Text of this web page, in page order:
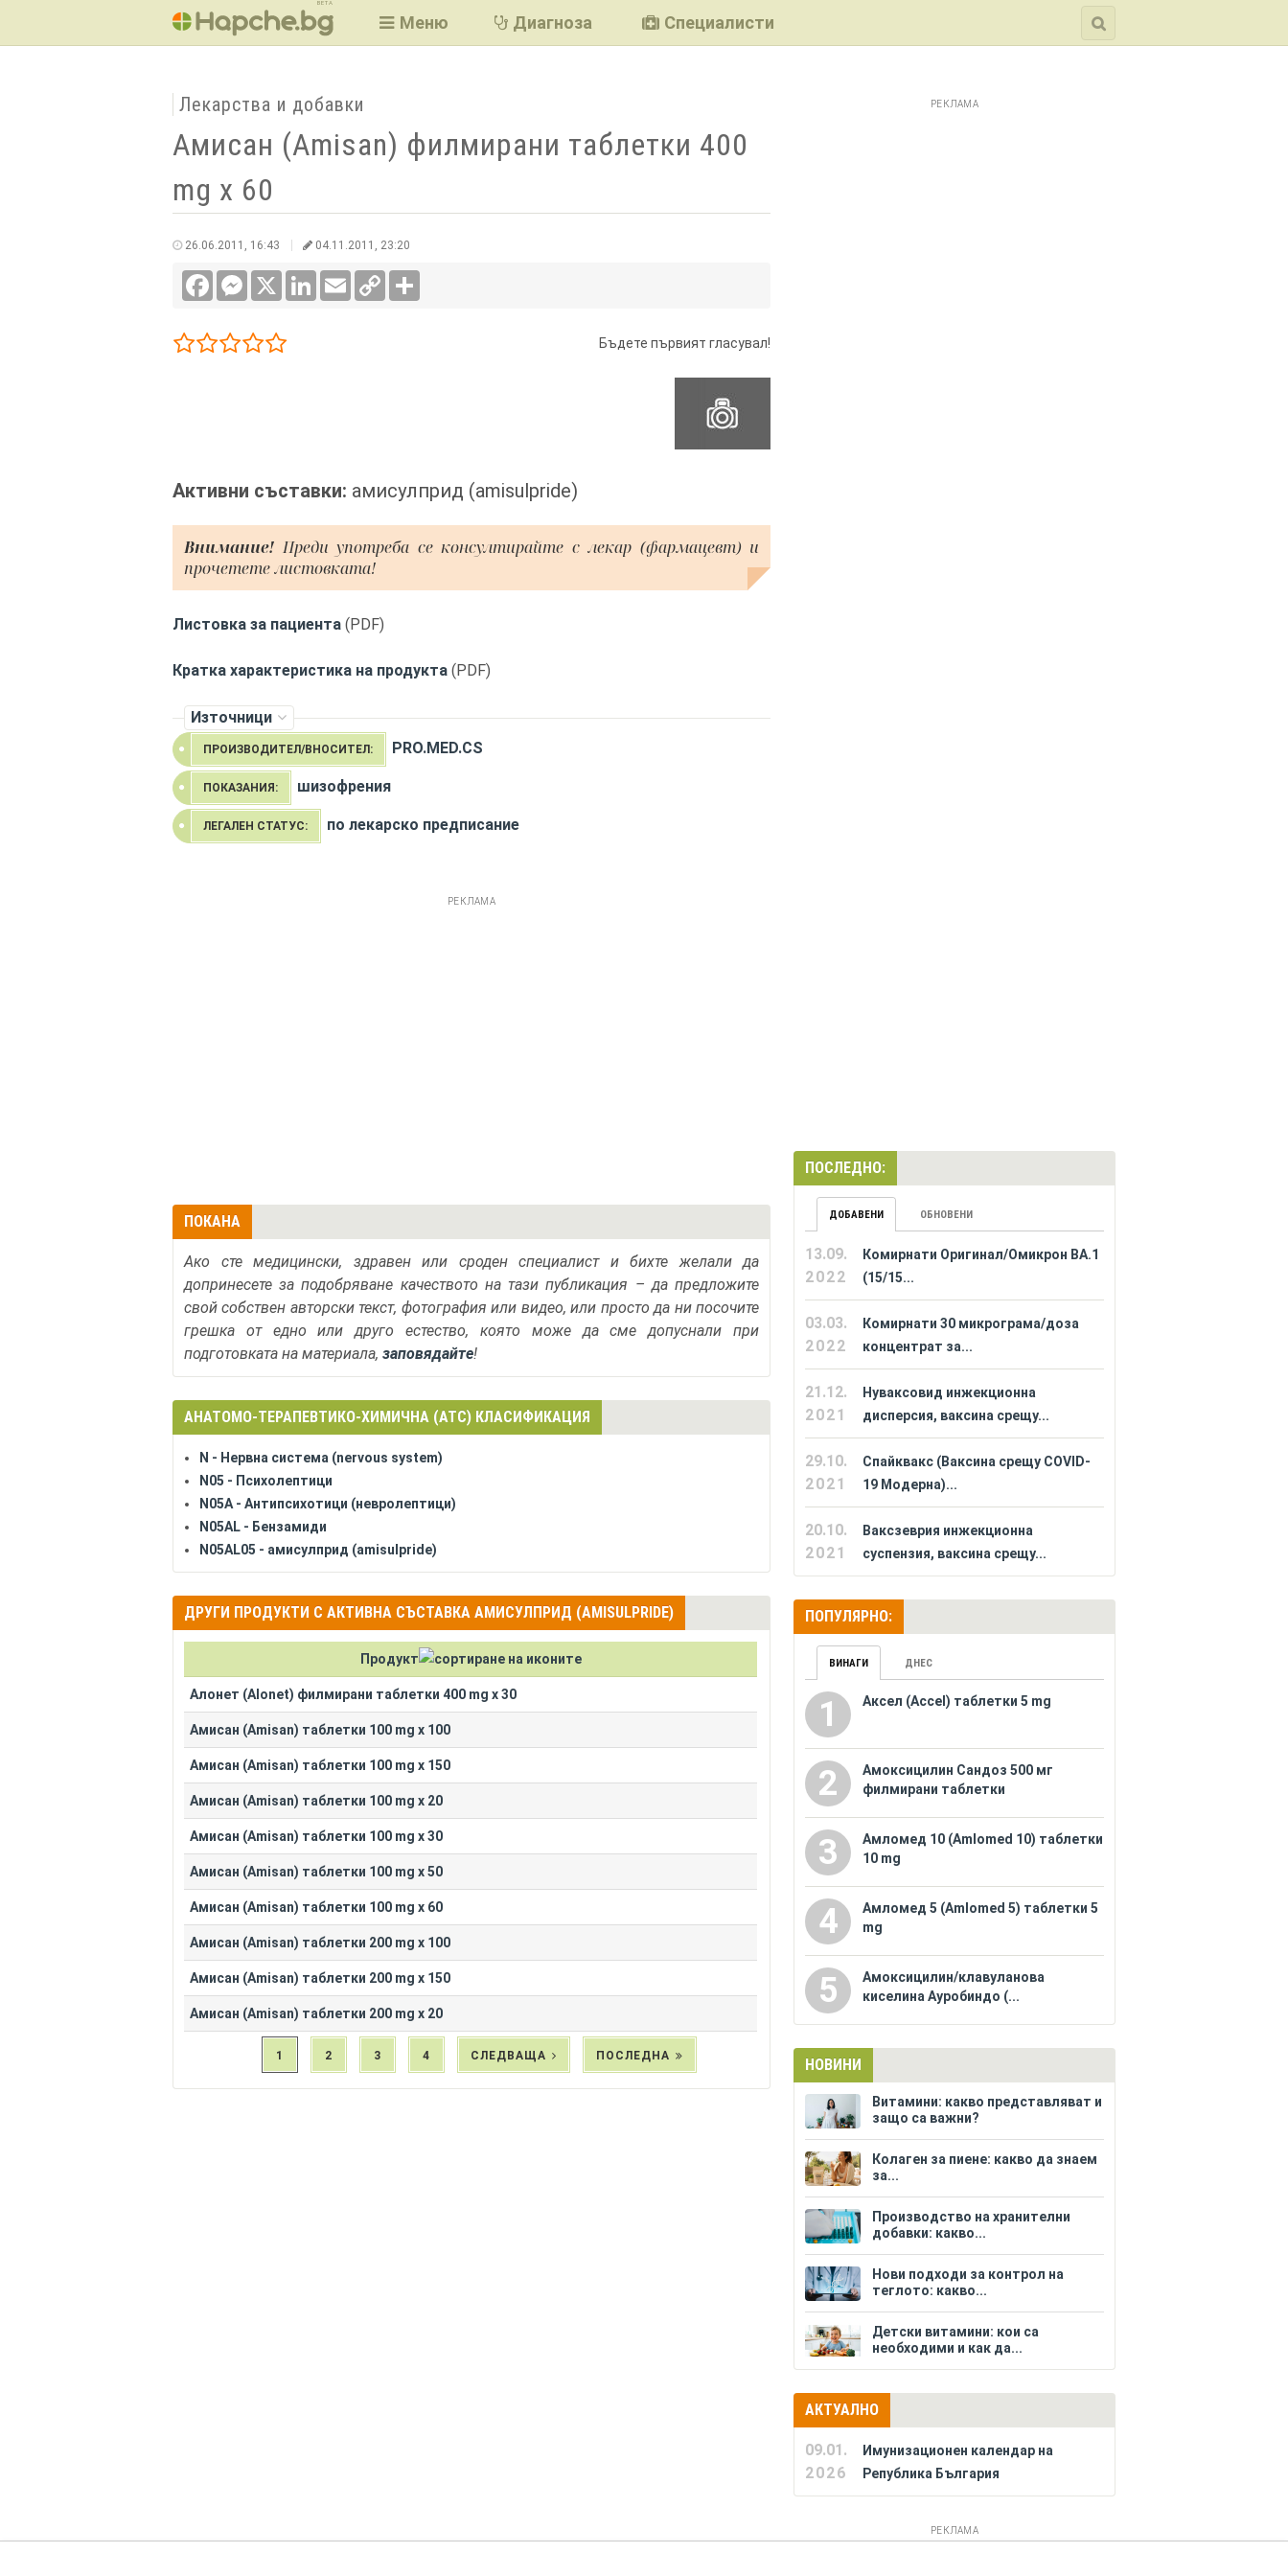
BETA
Меню Диагноза Специалисти
Лекарства и добавки
Амисан (Amisan) филмирани таблетки 400
mg x 60
26.06.2011, 16:43 04.11.2011, 23:20
FacebookMessenger LinkedInEmail
Copy
Link
1/52/53/54/55/5 Бъдете първият гласувал!
Активни съставки: амисулприд (amisulpride)
Внимание! Преди употреба се консултирайте с лекар (фармацевт) и
прочетете листовката!
Листовка за пациента (PDF)
Кратка характеристика на продукта (PDF)
Източници
ПРОИЗВОДИТЕЛ/ВНОСИТЕЛ: PRO.MED.CS
ПОКАЗАНИЯ: шизофрения
ЛЕГАЛЕН СТАТУС: по лекарско предписание
РЕКЛАМА
ПОКАНА
Ако сте медицински, здравен или сроден специалист и бихте желали да
допринесете за подобряване качеството на тази публикация – да предложите
свой собствен авторски текст, фотография или видео, или просто да ни посочите
грешка от едно или друго естество, която може да сме допуснали при
подготовката на материала, заповядайте!
АНАТОМО-ТЕРАПЕВТИКО-ХИМИЧНА (АТС) КЛАСИФИКАЦИЯ
N - Нервна система (nervous system)
N05 - Психолептици
N05A - Антипсихотици (невролептици)
N05AL - Бензамиди
N05AL05 - амисулприд (amisulpride)
ДРУГИ ПРОДУКТИ С АКТИВНА СЪСТАВКА АМИСУЛПРИД (AMISULPRIDE)
Продукт
Алонет (Alonet) филмирани таблетки 400 mg x 30
Амисан (Amisan) таблетки 100 mg x 100
Амисан (Amisan) таблетки 100 mg x 150
Амисан (Amisan) таблетки 100 mg x 20
Амисан (Amisan) таблетки 100 mg x 30
Амисан (Amisan) таблетки 100 mg x 50
Амисан (Amisan) таблетки 100 mg x 60
Амисан (Amisan) таблетки 200 mg x 100
Амисан (Amisan) таблетки 200 mg x 150
Амисан (Amisan) таблетки 200 mg x 20
1 2 3 4 СЛЕДВАЩА ПОСЛЕДНА
РЕКЛАМА
ПОСЛЕДНО:
ДОБАВЕНИ ОБНОВЕНИ
13.09.
2022
Комирнати Оригинал/Омикрон BA.1
(15/15...
03.03.
2022
Комирнати 30 микрограма/доза
концентрат за...
21.12.
2021
Нуваксовид инжекционна
дисперсия, ваксина срещу...
29.10.
2021
Спайквакс (Ваксина срещу COVID-
19 Модерна)...
20.10.
2021
Ваксзеврия инжекционна
суспензия, ваксина срещу...
ПОПУЛЯРНО:
ВИНАГИ ДНЕС
1 Аксел (Accel) таблетки 5 mg
2
Амоксицилин Сандоз 500 мг
филмирани таблетки
3
Амломед 10 (Amlomed 10) таблетки
10 mg
4
Амломед 5 (Amlomed 5) таблетки 5
mg
5
Амоксицилин/клавуланова
киселина Ауробиндо (...
НОВИНИ
Витамини: какво представляват и
защо са важни?
Колаген за пиене: какво да знаем
за...
Производство на хранителни
добавки: какво...
Нови подходи за контрол на
теглото: какво...
Детски витамини: кои са
необходими и как да...
АКТУАЛНО
09.01.
2026
Имунизационен календар на
Република България
РЕКЛАМА